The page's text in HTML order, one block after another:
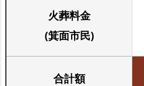
火葬料金
(箕面市民)
合計額